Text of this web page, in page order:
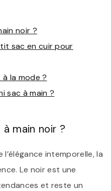
noir ?
sac en cuir pour
la mode ?
sac à main ?
main noir ?
intemporelle, la
Le noir est une
et reste un